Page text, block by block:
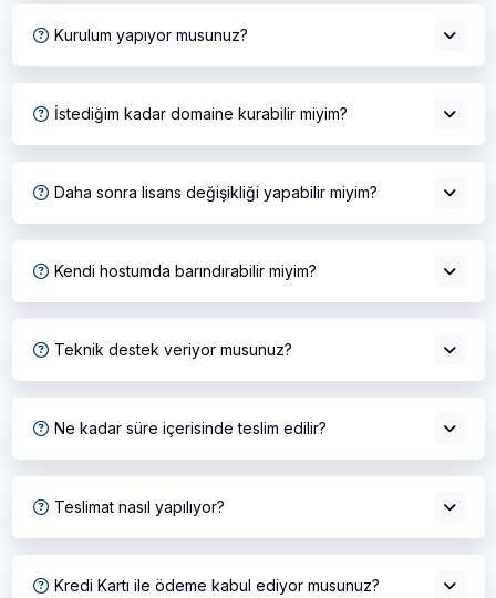
Kurulum yapıyor musunuz?
İstediğim kadar domaine kurabilir miyim?
Daha sonra lisans değişikliği yapabilir miyim?
Kendi hostumda barındırabilir miyim?
Teknik destek veriyor musunuz?
Ne kadar süre içerisinde teslim edilir?
Teslimat nasıl yapılıyor?
Kredi Kartı ile ödeme kabul ediyor musunuz?